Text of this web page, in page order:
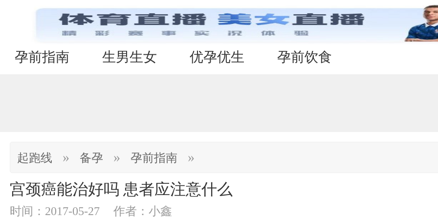
孕前指南 生男生女 优孕优生 孕前饮食
起跑线 » 备孕 » 孕前指南 »
宫颈癌能治好吗 患者应注意什么
时间：2017-05-27 作者：小鑫